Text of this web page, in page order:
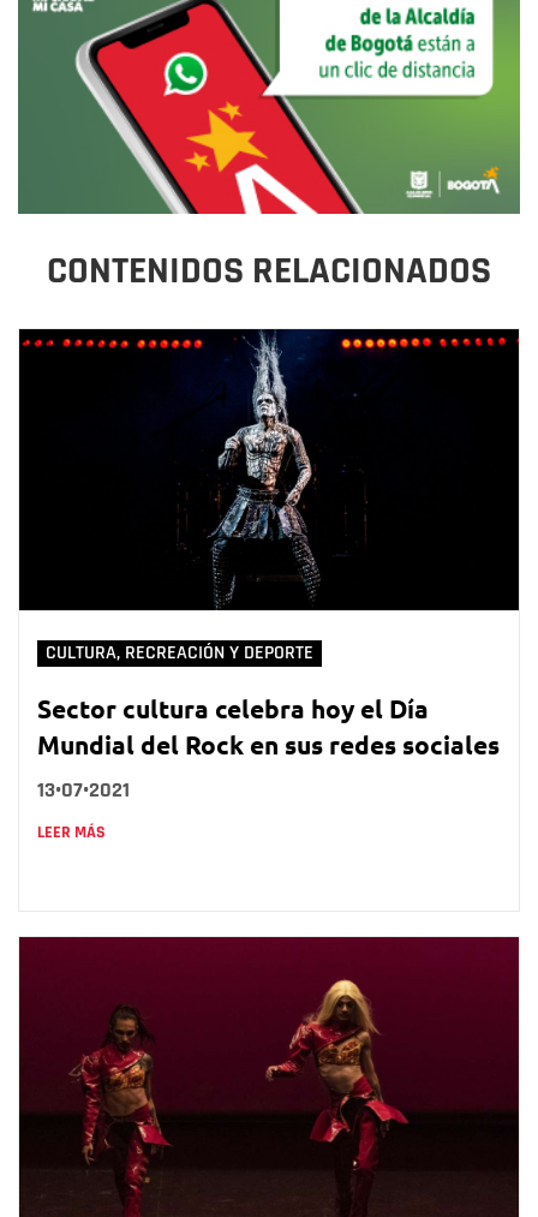
CONTENIDOS RELACIONADOS
CULTURA, RECREACIÓN Y DEPORTE
Sector cultura celebra hoy el Día
Mundial del Rock en sus redes sociales
13•07•2021
LEER MÁS